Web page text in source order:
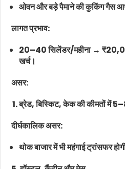
ओवन और बड़े पैमाने की कुकिंग गैस
लागत प्रभाव:
20–40 सिलेंडर/महीना →
खर्च।
असर:
ब्रेड, बिस्किट, केक की कीमतों में
दीर्घकालिक असर:
थोक बाजार में भी महंगाई ट्रांसफर